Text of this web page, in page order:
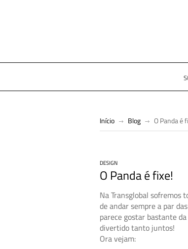
Início Blog O Panda é
DESIGN
O Panda é fixe!
Na Transglobal sofremos
de andar sempre a par
parece gostar bastante
divertido tanto juntos!
Ora vejam: